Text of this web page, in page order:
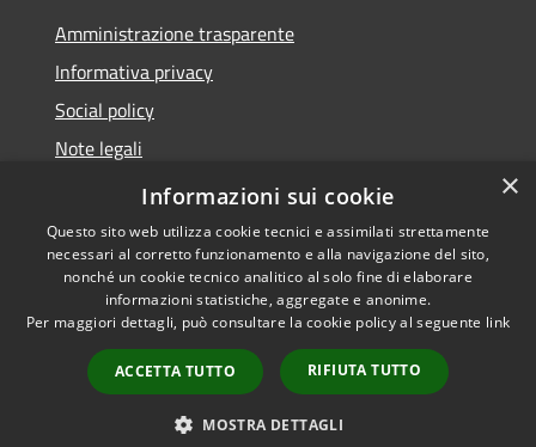
Amministrazione trasparente
Informativa privacy
Social policy
Note legali
Dichiarazione di accessibilità
Accessibilità
Copyright © 2026 • Comune di
Sanremo • Powered by
Municipium•
Accesso
redazione
×
Informazioni sui cookie
Questo sito web utilizza cookie tecnici e assimilati strettamente
necessari al corretto funzionamento e alla navigazione del sito,
nonché un cookie tecnico analitico al solo fine di elaborare
informazioni statistiche, aggregate e anonime.
Per maggiori dettagli, può consultare la cookie policy al seguente link
ACCETTA TUTTO RIFIUTA TUTTO
MOSTRA DETTAGLI